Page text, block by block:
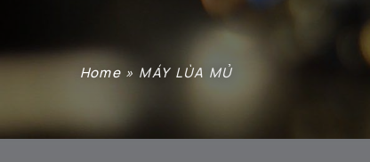
Home » MÁY LÙA MỦ